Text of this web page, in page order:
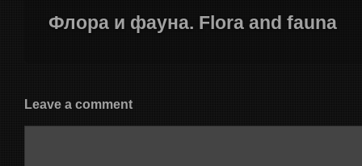
Флора и фауна. Flora and fauna
Leave a comment